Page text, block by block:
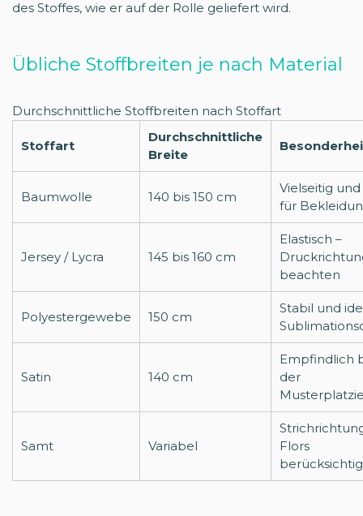
des Stoffes, wie er auf der Rolle geliefert wird.
Übliche Stoffbreiten je nach Material
Durchschnittliche Stoffbreiten nach Stoffart
Stoffart
Durchschnittliche
Breite
Baumwolle 140 bis 150 cm
Vielseitig
für
Jersey / Lycra 145 bis 160 cm
Elastisch –
beachten
Polyestergewebe 150 cm
Stabil und
Satin 140 cm
Empfindlich
der
Samt Variabel
Flors